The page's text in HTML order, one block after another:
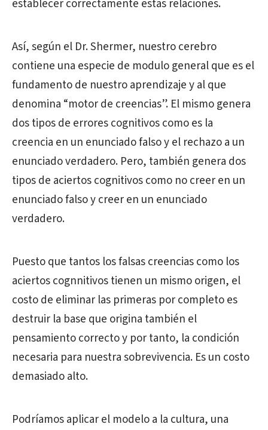
establecer correctamente estas relaciones.
Así, según el Dr. Shermer, nuestro cerebro
contiene una especie de modulo general que es el
fundamento de nuestro aprendizaje y al que
denomina “motor de creencias”. El mismo genera
dos tipos de errores cognitivos como es la
creencia en un enunciado falso y el rechazo a un
enunciado verdadero. Pero, también genera dos
tipos de aciertos cognitivos como no creer en un
enunciado falso y creer en un enunciado
verdadero.
Puesto que tantos los falsas creencias como los
aciertos cognnitivos tienen un mismo origen, el
costo de eliminar las primeras por completo es
destruir la base que origina también el
pensamiento correcto y por tanto, la condición
necesaria para nuestra sobrevivencia. Es un costo
demasiado alto.
Podríamos aplicar el modelo a la cultura, una